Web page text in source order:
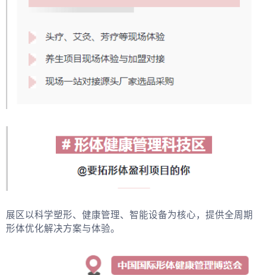
展区以科学塑形、健康管理、智能设备为核心，提供全周期
形体优化解决方案与体验。